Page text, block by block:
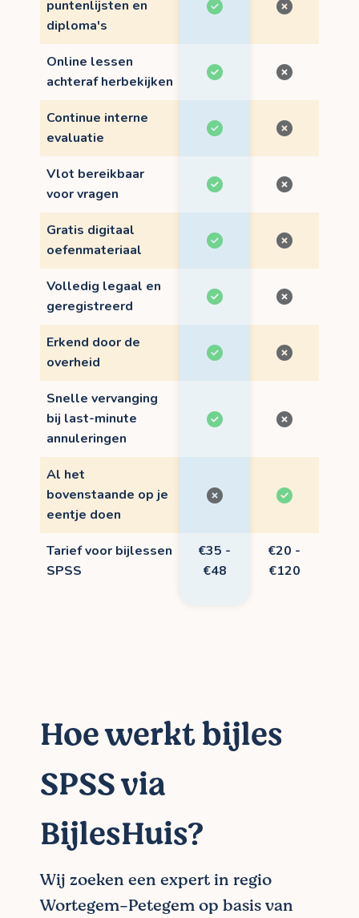
puntenlijsten en
diploma's
Online lessen
achteraf herbekijken
Continue interne
evaluatie
Vlot bereikbaar
voor vragen
Gratis digitaal
oefenmateriaal
Volledig legaal en
geregistreerd
Erkend door de
overheid
Snelle vervanging
bij last-minute
annuleringen
Al het
bovenstaande op je
eentje doen
Tarief voor bijlessen
SPSS
€35 -
€48
€20 -
€120
Hoe werkt bijles
SPSS via
BijlesHuis?
Wij zoeken een expert in regio
Wortegem-Petegem op basis van